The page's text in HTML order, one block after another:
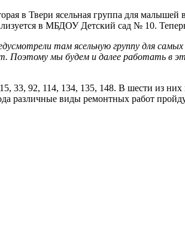
в Твери ясельная группа для малышей
в МБДОУ Детский сад № 10.
там ясельную группу для самых
Поэтому мы будем и далее работать в
33, 92, 114, 134, 135, 148. В шести из
виды ремонтных работ